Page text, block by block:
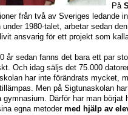
På
från två av Sveriges ledande
under 1980-talet, arbetar sedan
ansvarig för ett projekt som
år sedan fanns det bara ett par
Och idag säljs det 75.000
har inte förändrats mycket,
Men på Sigtunaskolan
gymnasium. Därför har man börjat
egna metoder med hjälp av